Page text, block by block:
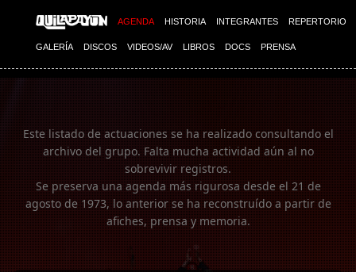
AGENDA HISTORIA INTEGRANTES REPERTORIO
GALERÍA DISCOS VIDEOS/AV LIBROS DOCS PRENSA
Imagen 01
Este listado de actuaciones se ha realizado consultando el
archivo del grupo. Falta mucha actividad aún al no
sobrevivir registros.
Se preserva una agenda más rigurosa desde el 21 de
agosto de 1973, lo anterior se ha reconstruído a partir de
afiches, prensa y memoria.